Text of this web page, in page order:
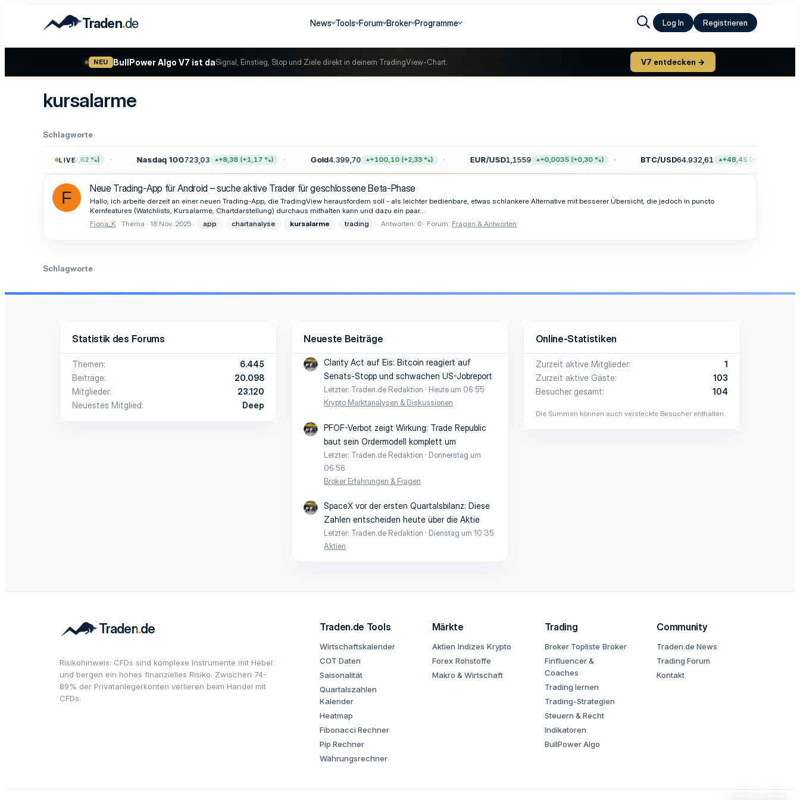
Traden.de News Tools Forum Broker Programme Log In Registrieren
NEU BullPower Algo V7 ist daSignal, Einstieg, Stop und Ziele direkt in deinem TradingView-Chart. V7 entdecken →
kursalarme
Schlagworte
LIVE
+47,68 (+0,62 %) Nasdaq 100723,03 +8,38 (+1,17 %) Gold4.399,70 +100,10 (+2,33 %) EUR/USD1,1559 +0,0035 (+0,30 %) BTC/USD64.932,61 +48,45 (+0,07 %)
F Neue Trading-App für Android – suche aktive Trader für geschlossene Beta-Phase
Hallo, ich arbeite derzeit an einer neuen Trading-App, die TradingView herausfordern soll - als leichter bedienbare, etwas schlankere Alternative mit besserer Übersicht, die jedoch in puncto
Kernfeatures (Watchlists, Kursalarme, Chartdarstellung) durchaus mithalten kann und dazu ein paar...
Fiona_K
Thema 18 Nov. 2025 app chartanalyse kursalarme trading Antworten: 0 Forum: Fragen & Antworten
Schlagworte
Statistik des Forums
Themen
6.445
Beiträge
20.098
Mitglieder
23.120
Neuestes Mitglied
Deep
Neueste Beiträge
Clarity Act auf Eis: Bitcoin reagiert auf
Senats-Stopp und schwachen US-Jobreport
Letzter: Traden.de Redaktion
Heute um 06:55
Krypto Marktanalysen & Diskussionen
PFOF-Verbot zeigt Wirkung: Trade Republic
baut sein Ordermodell komplett um
Letzter: Traden.de Redaktion
Donnerstag um
06:56
Broker Erfahrungen & Fragen
SpaceX vor der ersten Quartalsbilanz: Diese
Zahlen entscheiden heute über die Aktie
Letzter: Traden.de Redaktion
Dienstag um 10:35
Aktien
Online-Statistiken
Zurzeit aktive Mitglieder
1
Zurzeit aktive Gäste
103
Besucher gesamt
104
Die Summen können auch versteckte Besucher enthalten.
Risikohinweis: CFDs sind komplexe Instrumente mit Hebel
und bergen ein hohes finanzielles Risiko. Zwischen 74-
89% der Privatanlegerkonten verlieren beim Handel mit
CFDs.
Traden.de Tools
Wirtschaftskalender
COT Daten
Saisonalität
Quartalszahlen
Kalender
Heatmap
Fibonacci Rechner
Pip Rechner
Währungsrechner
Märkte
Aktien Indizes Krypto
Forex Rohstoffe
Makro & Wirtschaft
Trading
Broker Topliste Broker
Finfluencer &
Coaches
Trading lernen
Trading-Strategien
Steuern & Recht
Indikatoren
BullPower Algo
Community
Traden.de News
Trading Forum
Kontakt